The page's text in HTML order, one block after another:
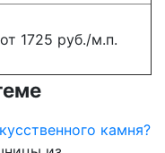
от 1725 руб./м.п.
камня?